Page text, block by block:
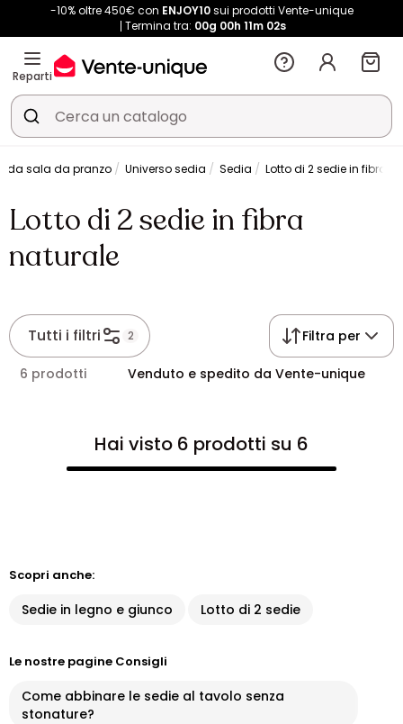
-10% oltre 450€ con ENJOY10sui prodotti Vente-unique
Termina tra: 00g 00h 11m 02s
Reparti
da sala da pranzo Universo sedia Sedia Lotto di 2 sedie in fibra
Lotto di 2 sedie in fibra
naturale
Tutti i filtri 2 Filtra per
6 prodotti Venduto e spedito da Vente-unique
Hai visto 6 prodotti su 6
Scopri anche:
Sedie in legno e giunco Lotto di 2 sedie
Le nostre pagine Consigli
Come abbinare le sedie al tavolo senza
stonature?